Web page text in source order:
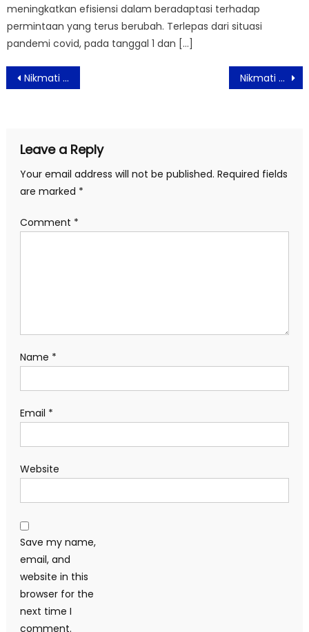
meningkatkan efisiensi dalam beradaptasi terhadap
permintaan yang terus berubah. Terlepas dari situasi
pandemi covid, pada tanggal 1 dan […]
Post
navigation
Nikmati Bukber Khas Nusantara di Mercure Tangerang BSD City Nikmati Sajian Tantalizing BBQ Iftar di Hotel Santika Premiere Hayam Wuruk Jakarta
Leave a Reply
Your email address will not be published. Required fields
are marked *
Comment *
Name *
Email *
Website
Save my name,
email, and
website in this
browser for the
next time I
comment.